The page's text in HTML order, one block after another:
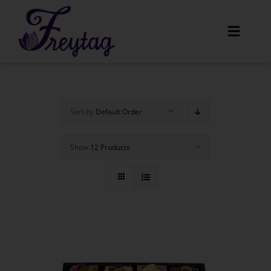
content
Toggle
Unser Angebot
Sort by Default Order
Show 12 Products